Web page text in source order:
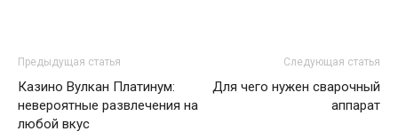
Предыдущая статья
Казино Вулкан Платинум:
невероятные развлечения на
любой вкус
Следующая статья
Для чего нужен сварочный
аппарат